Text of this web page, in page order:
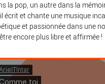
la pop, un autre dans la
écrit et chante une musique
et passionnée dans une
encore plus libre et affirmée !